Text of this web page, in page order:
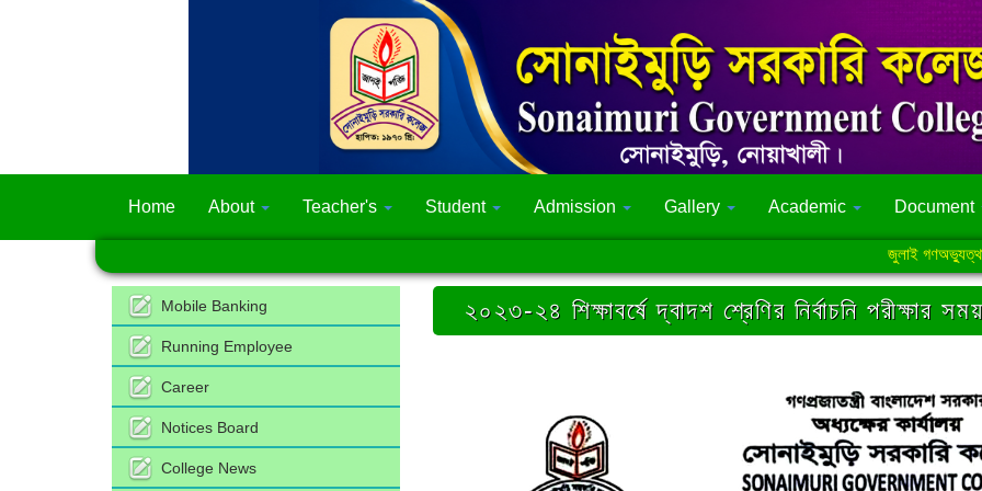
Home About Teacher's Student Admission Gallery Academic Document
জুলাই গণঅভ্যুত্থান
Mobile Banking
Running Employee
Career
Notices Board
College News
২০২৩-২৪ শিক্ষাবর্ষে দ্বাদশ শ্রেণির নির্বাচনি পরীক্ষার